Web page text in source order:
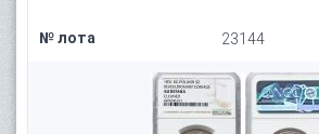
№ лота 23144